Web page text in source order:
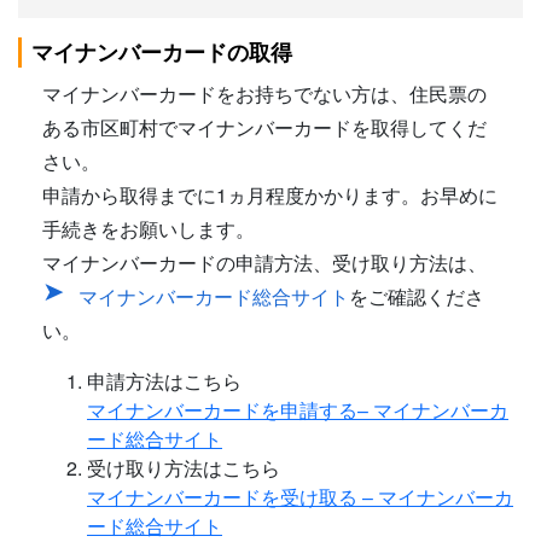
マイナンバーカードの取得
マイナンバーカードをお持ちでない方は、住民票の
ある市区町村でマイナンバーカードを取得してくだ
さい。
申請から取得までに1ヵ月程度かかります。お早めに
手続きをお願いします。
マイナンバーカードの申請方法、受け取り方法は、
マイナンバーカード総合サイト をご確認くださ
い。
申請方法はこちら
マイナンバーカードを申請する– マイナンバーカ
ード総合サイト
受け取り方法はこちら
マイナンバーカードを受け取る – マイナンバーカ
ード総合サイト